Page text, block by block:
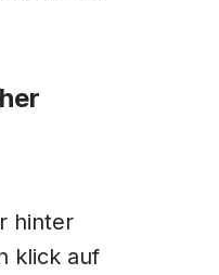
hinter
klick auf